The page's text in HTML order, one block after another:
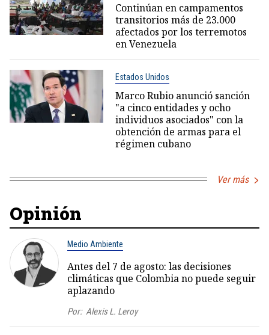
Continúan en campamentos
transitorios más de 23.000
afectados por los terremotos
en Venezuela
Estados Unidos
Marco Rubio anunció sanción
"a cinco entidades y ocho
individuos asociados" con la
obtención de armas para el
régimen cubano
Ver más
Opinión
Medio Ambiente
Antes del 7 de agosto: las decisiones
climáticas que Colombia no puede seguir
aplazando
Por: Alexis L. Leroy